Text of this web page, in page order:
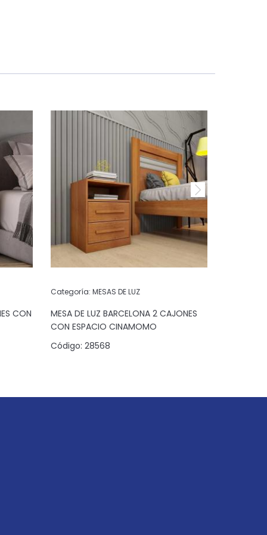
CON
Categoría: MESAS DE LUZ
MESA DE LUZ BARCELONA 2 CAJONES
CON ESPACIO CINAMOMO
Código: 28568